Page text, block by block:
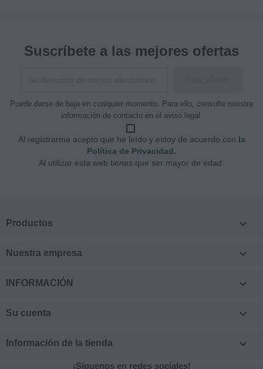
Suscríbete a las mejores ofertas
Puede darse de baja en cualquier momento. Para ello, consulte nuestra
información de contacto en el aviso legal.
Al registrarme acepto que he leído y estoy de acuerdo con la
Política de Privacidad.
Al utilizar esta web tienes que ser mayor de edad.
Productos 
Nuestra empresa 
INFORMACIÓN 
Su cuenta 
Información de la tienda 
¡Síguenos en redes sociales!